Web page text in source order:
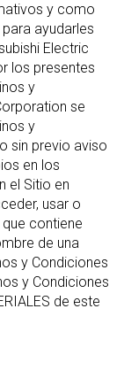
y como
ayudarles
Electric
los presentes
y
se
y
sin previo aviso
en los
el Sitio en
usar o
contiene
de una
y Condiciones
y Condiciones
de este